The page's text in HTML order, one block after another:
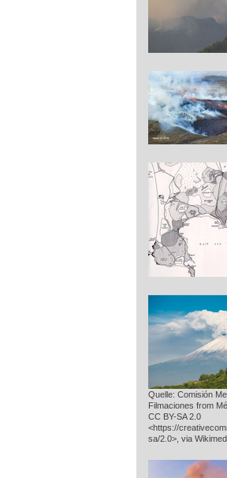
Quelle: Comisión
Filmaciones from
CC BY-SA 2.0
<https://
sa/2.0>, via